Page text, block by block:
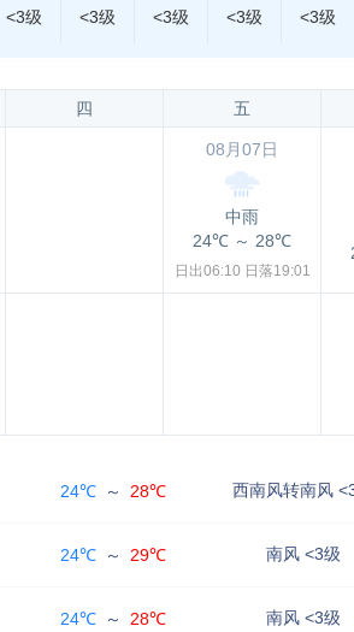
<3级 <3级 <3级 <3级 <3级
四 五
08月07日
中雨
24℃ ～ 28℃
日出06:10 日落19:01
24℃ ～ 28℃ 西南风转南风
24℃ ～ 29℃ 南风 <3级
24℃ ～ 28℃ 南风 <3级